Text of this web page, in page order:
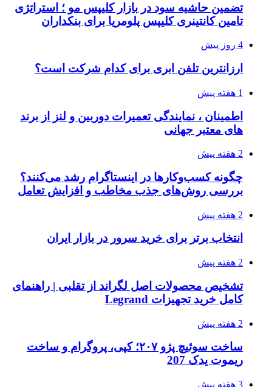
تضمین حاشیه سود در بازار کلیپس مو ؛ استراتژی
تامین کانتینری کلیپس پلومریا برای بنکداران
4 روز پیش
ارزانترین تلفن ابری برای کدام شرکت است؟
1 هفته پیش
اطمینان ، نمایندگی تعمیرات دوربین و لنز از برند
های معتبر جهانی
2 هفته پیش
چگونه کسب‌وکارها در اینستاگرام رشد می‌کنند؟
بررسی روش‌های جذب مخاطب و افزایش تعامل
2 هفته پیش
انتخاب برتر برای خرید سرور در بازار ایران
2 هفته پیش
تشخیص محصولات اصل لگراند از تقلبی | راهنمای
کامل خرید تجهیزات Legrand
2 هفته پیش
ساخت سوئیچ پژو ۲۰۷؛ کپی، پروگرام و ساخت
ریموت یدک 207
3 هفته پیش